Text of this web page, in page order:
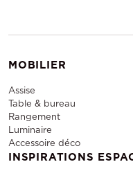
MOBILIER
Assise
Table & bureau
Rangement
Luminaire
Accessoire déco
INSPIRATIONS